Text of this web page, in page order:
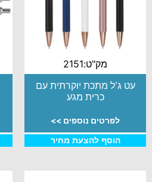
מק"ט:2151
עט ג’ל מתכת יוקרתית עם
כרית מגע
לפרטים נוספים >>
הוסף להצעת מחיר